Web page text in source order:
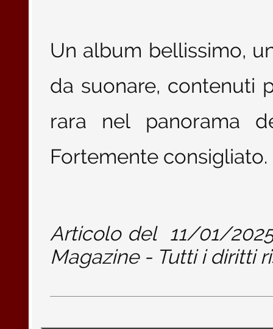
Un album bellissimo,
da suonare, contenuti
rara nel panorama
Fortemente consigliato.
Articolo del 11/01/
Magazine - Tutti i diritti